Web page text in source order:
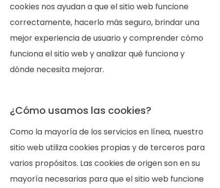
cookies nos ayudan a que el sitio web funcione
correctamente, hacerlo más seguro, brindar una
mejor experiencia de usuario y comprender cómo
funciona el sitio web y analizar qué funciona y
dónde necesita mejorar.
¿Cómo usamos las cookies?
Como la mayoría de los servicios en línea, nuestro
sitio web utiliza cookies propias y de terceros para
varios propósitos. Las cookies de origen son en su
mayoría necesarias para que el sitio web funcione